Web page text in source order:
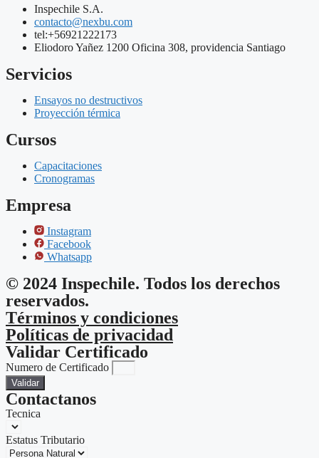
Inspechile S.A.
contacto@nexbu.com
tel:+56921222173
Eliodoro Yañez 1200 Oficina 308, providencia Santiago
Servicios
Ensayos no destructivos
Proyección térmica
Cursos
Capacitaciones
Cronogramas
Empresa
Instagram
Facebook
Whatsapp
© 2024 Inspechile. Todos los derechos
reservados.
Términos y condiciones
Políticas de privacidad
Validar Certificado
Numero de Certificado
Validar
Contactanos
Tecnica
Estatus Tributario